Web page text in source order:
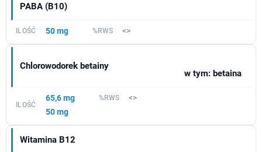
PABA (B10)
50 mg <>
Chlorowodorek betainy
w tym: betaina
65,6 mg
50 mg
<>
Witamina B12